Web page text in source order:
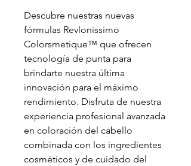
Descubre nuestras nuevas
fórmulas Revlonissimo
Colorsmetique™ que ofrecen
tecnología de punta para
brindarte nuestra última
innovación para el máximo
rendimiento. Disfruta de nuestra
experiencia profesional avanzada
en coloración del cabello
combinada con los ingredientes
cosméticos y de cuidado del